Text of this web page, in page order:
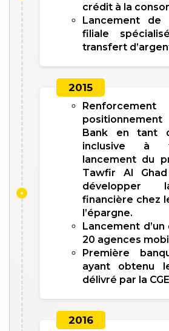
crédit à la
Lancement de
filiale
transfert
2015
Bank en tant
inclusive à
lancement du
Tawfir Al
développer
financière chez
l’épargne.
Lancement
20 agences
Première
ayant obtenu
délivré par la
2016